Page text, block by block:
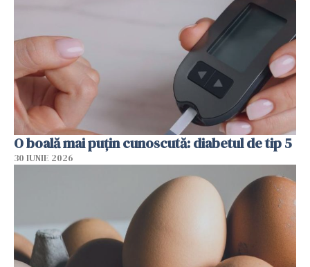
O boală mai puțin cunoscută: diabetul de tip 5
30 IUNIE 2026